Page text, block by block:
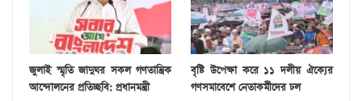
জুলাই স্মৃতি জাদুঘর সকল গণতান্ত্রিক
আন্দোলনের প্রতিচ্ছবি: প্রধানমন্ত্রী
বৃষ্টি উপেক্ষা করে ১১ দলীয় ঐক্যের
গণসমাবেশে নেতাকর্মীদের ঢল